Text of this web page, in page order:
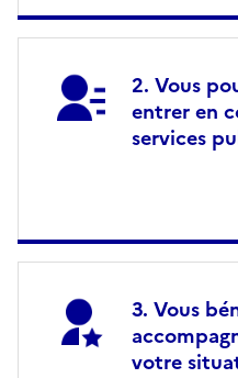
Vous
entrer en
services
Vous
votre